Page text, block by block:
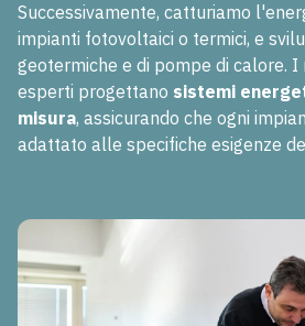
Successivamente, catturiamo
impianti fotovoltaici o termici, e
geotermiche e di pompe di calore. I
esperti progettano sistemi
misura, assicurando che ogni
adattato alle specifiche esigenze